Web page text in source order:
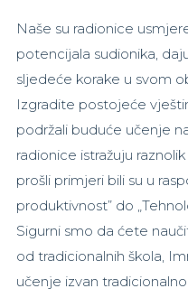
Naše su radionice
potencijala sudionika,
sljedeće korake u svom
Izgradite postojeće
podržali buduće učenje
radionice istražuju
prošli primjeri bili su u
produktivnost” do
Sigurni smo da ćete
od tradicionalnih škola,
učenje izvan